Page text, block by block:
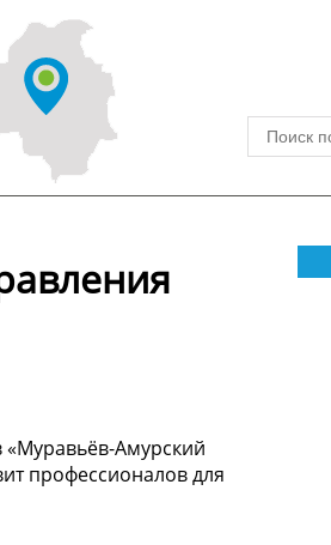
Амурский
профессионалов для